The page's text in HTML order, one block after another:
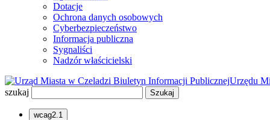
Dotacje
Ochrona danych osobowych
Cyberbezpieczeństwo
Informacja publiczna
Sygnaliści
Nadzór właścicielski
Biuletyn Informacji PublicznejUrzędu
szukaj
wcag2.1